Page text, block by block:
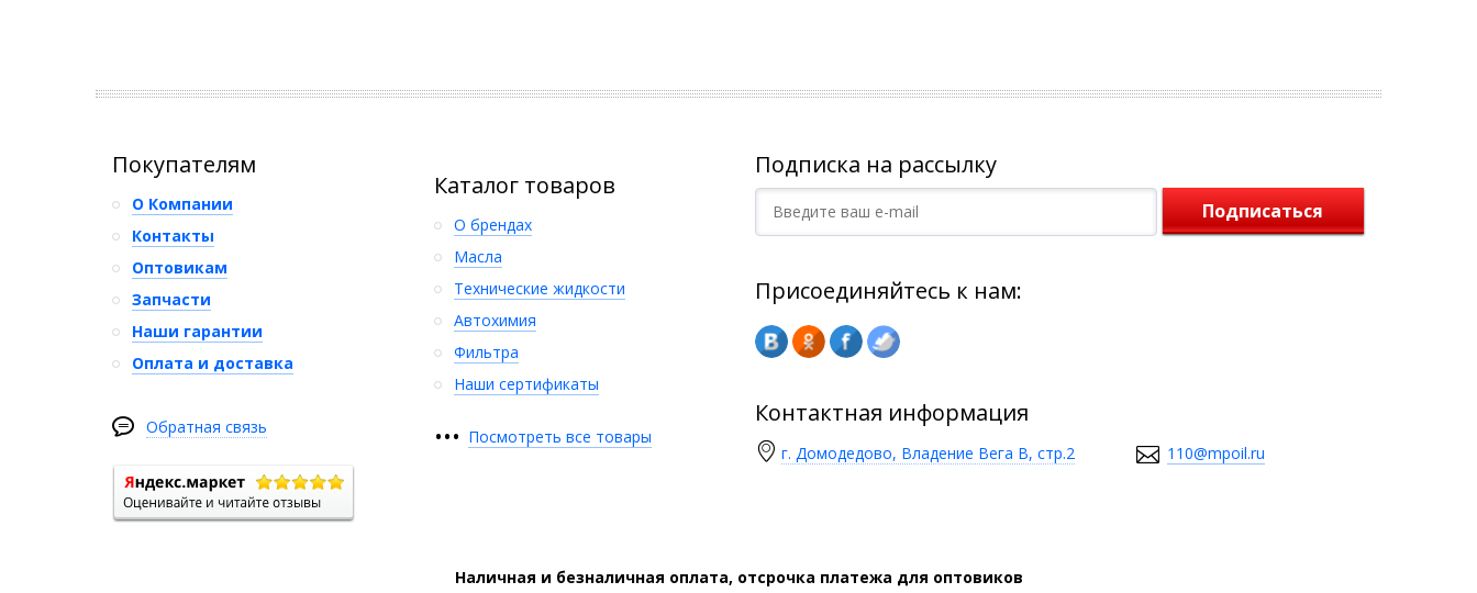
Покупателям
О Компании
Контакты
Оптовикам
Запчасти
Наши гарантии
Оплата и доставка
Обратная связь
Каталог товаров
О брендах
Масла
Технические жидкости
Автохимия
Фильтра
Наши сертификаты
••• Посмотреть все товары
Подписка на рассылку
Подписаться
Присоединяйтесь к нам:
Контактная информация
г. Домодедово, Владение Вега В, стр.2 110@mpoil.ru
Наличная и безналичная оплата, отсрочка платежа для оптовиков